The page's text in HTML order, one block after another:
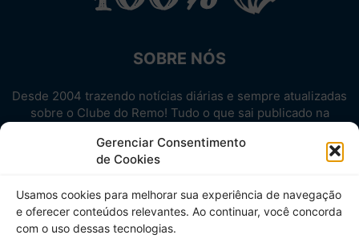
Gerenciar Consentimento
de Cookies
Usamos cookies para melhorar sua experiência de navegação
e oferecer conteúdos relevantes. Ao continuar, você concorda
com o uso dessas tecnologias.
SOBRE NÓS
Desde 2004 trazendo notícias diárias e sempre atualizadas
sobre o Clube do Remo! Tudo o que sai publicado na
Aproveite! Site não-oficial.
SIGA-NOS